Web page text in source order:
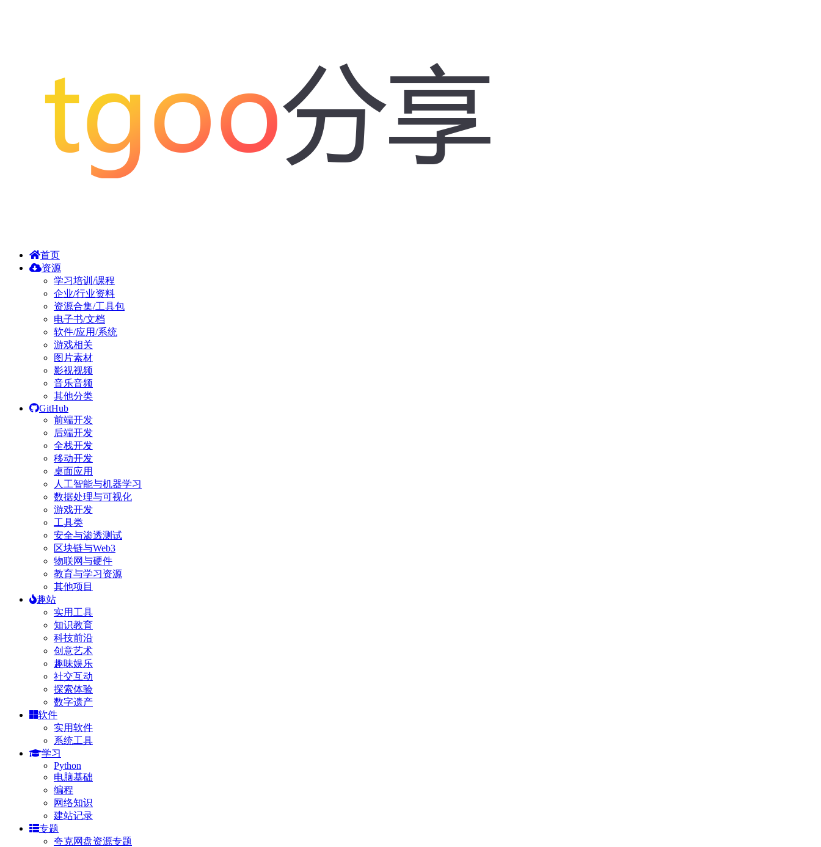
首页
资源
学习培训/课程
企业/行业资料
资源合集/工具包
电子书/文档
软件/应用/系统
游戏相关
图片素材
影视视频
音乐音频
其他分类
GitHub
前端开发
后端开发
全栈开发
移动开发
桌面应用
人工智能与机器学习
数据处理与可视化
游戏开发
工具类
安全与渗透测试
区块链与Web3
物联网与硬件
教育与学习资源
其他项目
趣站
实用工具
知识教育
科技前沿
创意艺术
趣味娱乐
社交互动
探索体验
数字遗产
软件
实用软件
系统工具
学习
Python
电脑基础
编程
网络知识
建站记录
专题
夸克网盘资源专题